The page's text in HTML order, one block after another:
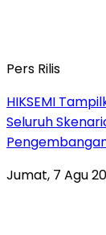
Pers Rilis
HIKSEMI
Seluruh
Jumat, 7 Agu